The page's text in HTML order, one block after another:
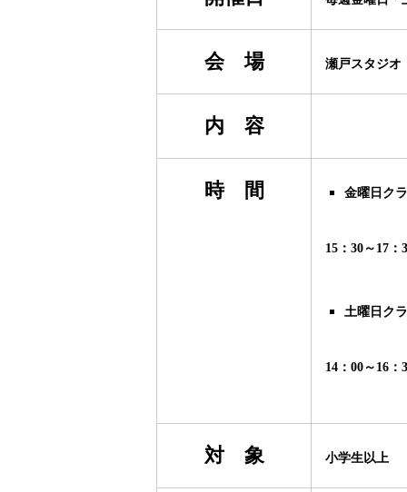
会 場 瀬戸スタジオ
内 容
時 間 金曜日ク
15：30～17
土曜日ク
14：00～16
対 象 小学生以上